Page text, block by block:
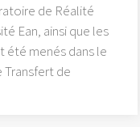
de Réalité
Ean, ainsi que les
été menés dans le
de